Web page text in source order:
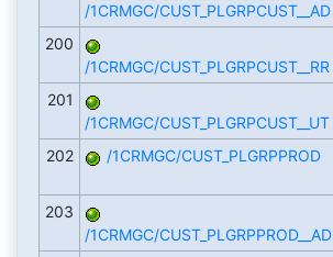
/1CRMGC/CUST_PLGRPCUST__AD
200
/1CRMGC/CUST_PLGRPCUST__RR
201
/1CRMGC/CUST_PLGRPCUST__UT
202
/1CRMGC/CUST_PLGRPPROD
203
/1CRMGC/CUST_PLGRPPROD__AD